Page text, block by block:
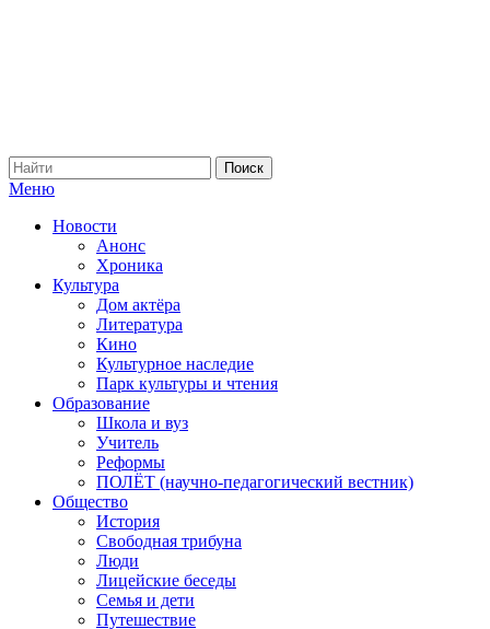
Меню
Новости
Анонс
Хроника
Культура
Дом актёра
Литература
Кино
Культурное наследие
Парк культуры и чтения
Образование
Школа и вуз
Учитель
Реформы
ПОЛЁТ (научно-педагогический вестник)
Общество
История
Свободная трибуна
Люди
Лицейские беседы
Семья и дети
Путешествие